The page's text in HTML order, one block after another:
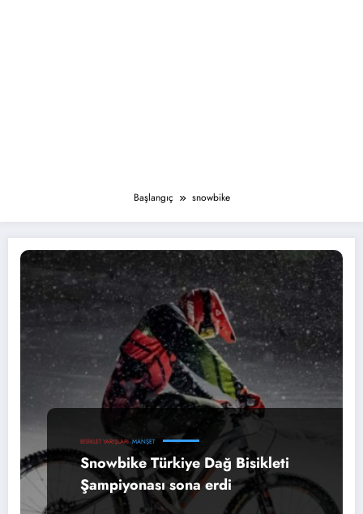
Başlangıç snowbike
BISIKLET YARIŞLARI MANŞET
Snowbike Türkiye Dağ Bisikleti
Şampiyonası sona erdi